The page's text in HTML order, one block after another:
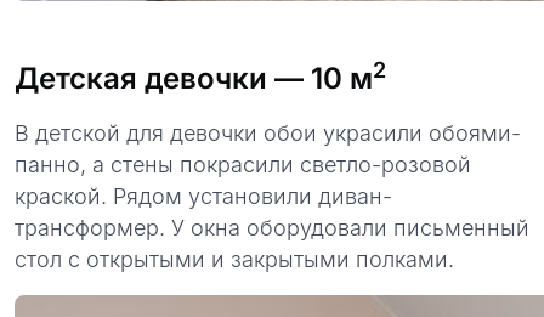
Детская девочки — 10 м2
В детской для девочки обои украсили обоями-
панно, а стены покрасили светло-розовой
краской. Рядом установили диван-
трансформер. У окна оборудовали письменный
стол с открытыми и закрытыми полками.